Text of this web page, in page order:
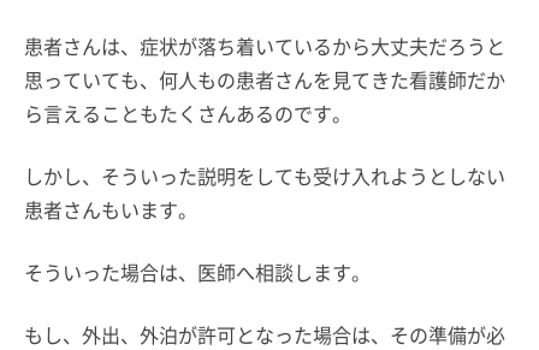
患者さんは、症状が落ち着いているから大丈夫だろうと
思っていても、何人もの患者さんを見てきた看護師だか
ら言えることもたくさんあるのです。
しかし、そういった説明をしても受け入れようとしない
患者さんもいます。
そういった場合は、医師へ相談します。
もし、外出、外泊が許可となった場合は、その準備が必